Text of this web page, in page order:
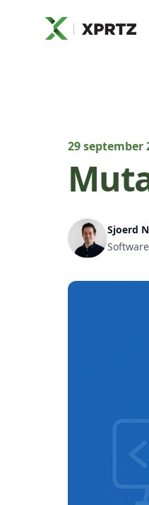
XPRTZ
29 september
Sjoerd